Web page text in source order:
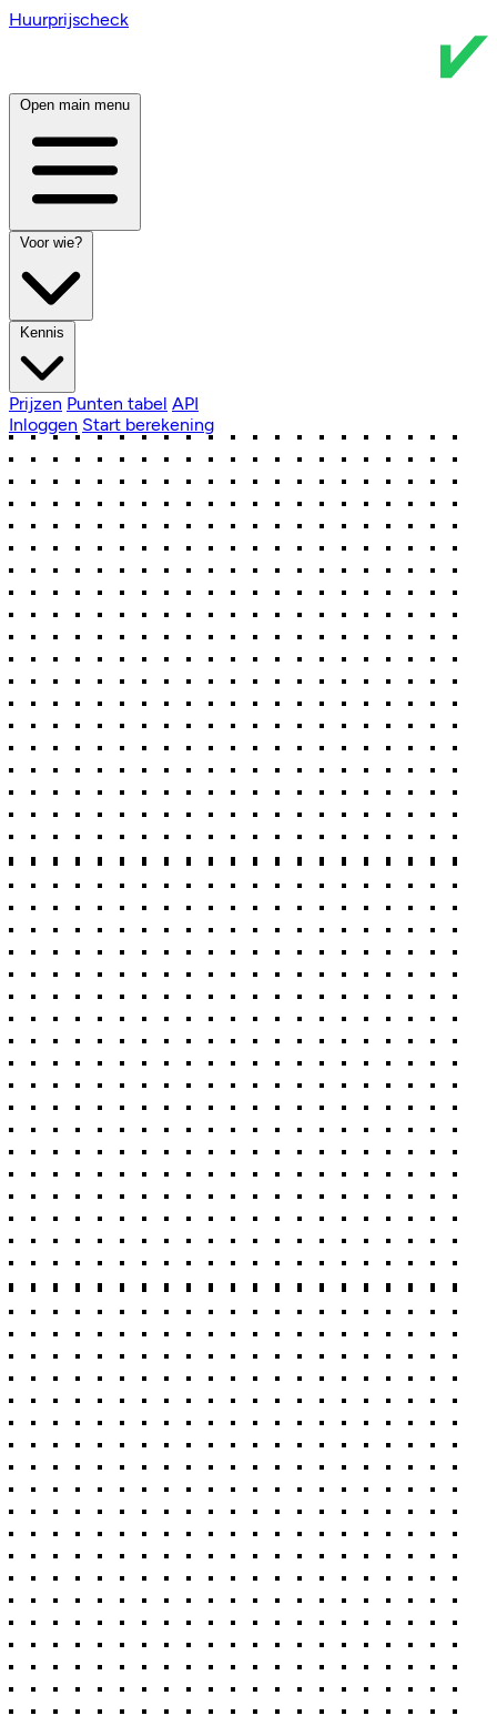
Huurprijscheck
Open main menu
Voor wie?
Kennis
Prijzen Punten tabel API
Inloggen Start berekening